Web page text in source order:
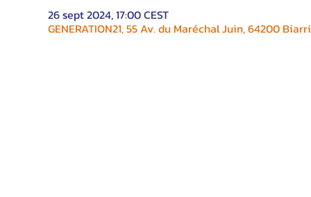
26 sept 2024, 17:00 CEST
GENERATION21, 55 Av. du Maréchal Juin, 64200